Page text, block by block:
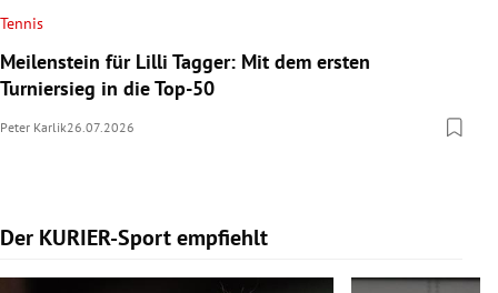
Tennis
Meilenstein für Lilli Tagger: Mit dem ersten
Turniersieg in die Top-50
Peter Karlik26.07.2026
Der KURIER-Sport empfiehlt
Slide 1 von 5